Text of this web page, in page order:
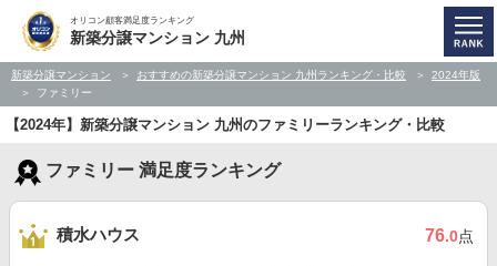
オリコン顧客満足度ランキング
新築分譲マンション 九州
新築分譲マンション おすすめの新築分譲マンション 九州ランキング・比較
2024年版
ファミリー
【2024年】新築分譲マンション 九州のファミリーランキング・比較
ファミリー 満足度ランキング
積水ハウス 76.0点